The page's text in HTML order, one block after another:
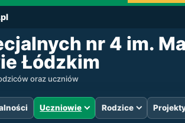
nr 4 im.
Łódzkim
oraz uczniów
Uczniowie Rodzice